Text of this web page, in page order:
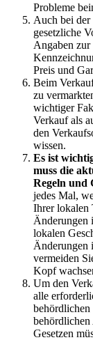
Probleme
Auch bei der
gesetzliche
Angaben
Preis und
Beim
zu
wichtiger
Verkauf als
den
wissen.
Es ist
⁤muss die
Regeln​ und
jedes⁢ Mal,
⁣Ihrer lokalen
Änderungen
lokalen
Änderungen
vermeiden‌
Kopf
Um den
alle
behördlichen
⁣Gesetzen